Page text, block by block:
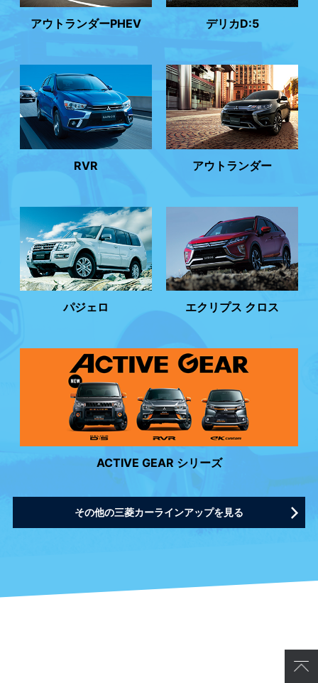
アウトランダーPHEV デリカD:5
RVR アウトランダー
パジェロ エクリプス クロス
ACTIVE GEAR シリーズ
その他の三菱カーラインアップを見る